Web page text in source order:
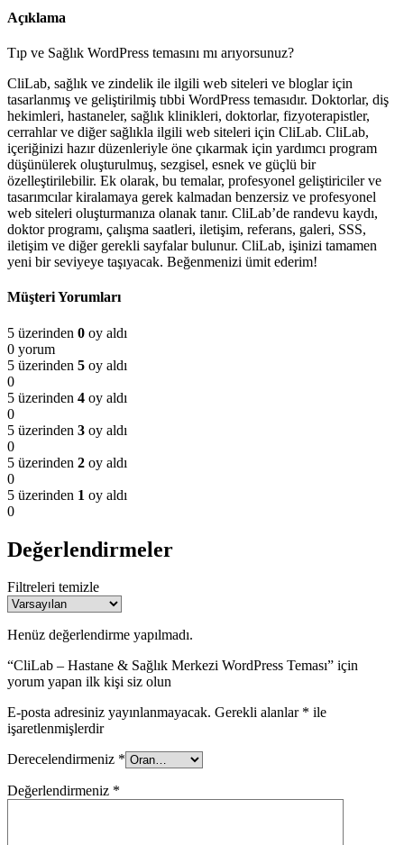
Açıklama
Tıp ve Sağlık WordPress temasını mı arıyorsunuz?
CliLab, sağlık ve zindelik ile ilgili web siteleri ve bloglar için
tasarlanmış ve geliştirilmiş tıbbi WordPress temasıdır. Doktorlar, diş
hekimleri, hastaneler, sağlık klinikleri, doktorlar, fizyoterapistler,
cerrahlar ve diğer sağlıkla ilgili web siteleri için CliLab. CliLab,
içeriğinizi hazır düzenleriyle öne çıkarmak için yardımcı program
düşünülerek oluşturulmuş, sezgisel, esnek ve güçlü bir
özelleştirilebilir. Ek olarak, bu temalar, profesyonel geliştiriciler ve
tasarımcılar kiralamaya gerek kalmadan benzersiz ve profesyonel
web siteleri oluşturmanıza olanak tanır. CliLab’de randevu kaydı,
doktor programı, çalışma saatleri, iletişim, referans, galeri, SSS,
iletişim ve diğer gerekli sayfalar bulunur. CliLab, işinizi tamamen
yeni bir seviyeye taşıyacak. Beğenmenizi ümit ederim!
Müşteri Yorumları
5 üzerinden 0 oy aldı
0 yorum
5 üzerinden 5 oy aldı
0
5 üzerinden 4 oy aldı
0
5 üzerinden 3 oy aldı
0
5 üzerinden 2 oy aldı
0
5 üzerinden 1 oy aldı
0
Değerlendirmeler
Filtreleri temizle
Henüz değerlendirme yapılmadı.
“CliLab – Hastane & Sağlık Merkezi WordPress Teması” için
yorum yapan ilk kişi siz olun
E-posta adresiniz yayınlanmayacak. Gerekli alanlar * ile
işaretlenmişlerdir
Derecelendirmeniz *
Değerlendirmeniz *